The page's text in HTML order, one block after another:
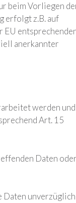
beim Vorliegen
erfolgt z.B. auf
EU
anerkannter
werden
Art. 15
Daten
Daten unverzüglich